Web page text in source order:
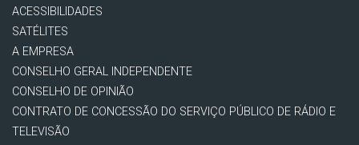
ACESSIBILIDADES
SATÉLITES
A EMPRESA
CONSELHO GERAL INDEPENDENTE
CONSELHO DE OPINIÃO
CONTRATO DE CONCESSÃO DO SERVIÇO PÚBLICO DE RÁDIO E
TELEVISÃO